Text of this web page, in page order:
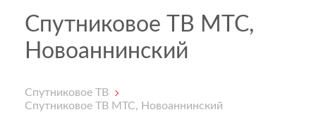
Спутниковое ТВ МТС,
Новоаннинский
Спутниковое ТВ
Спутниковое ТВ МТС, Новоаннинский